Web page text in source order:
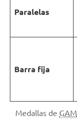
Paralelas
Barra fija
Medallas de GAM